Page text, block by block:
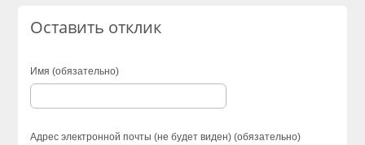
Оставить отклик
Имя (обязательно)
Адрес электронной почты (не будет виден) (обязательно)